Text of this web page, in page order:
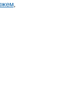
,